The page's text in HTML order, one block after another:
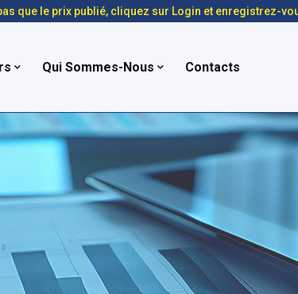
que le prix publié, cliquez sur Login et enregistrez-
Qui Sommes-Nous Contacts